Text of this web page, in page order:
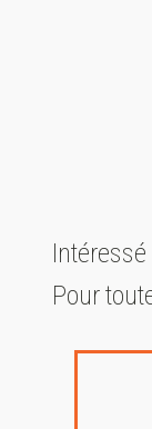
Pour